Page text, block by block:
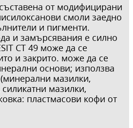
съставена от модифицирани
смоли заедно
и пигменти.
и замърсявания е силно
CT 49 може да се
и закрито. може да се
основи; използва
мазилки,
мазилки,
пластмасови кофи от